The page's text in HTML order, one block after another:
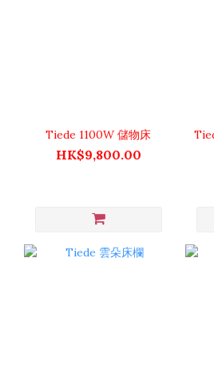
Tiede 1100W 儲物床
HK$9,800.00